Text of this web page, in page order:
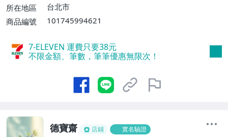
所在地區
台北市
商品編號
101745994621
7-ELEVEN 運費只要38元
不限金額、筆數，筆筆優惠無限次！
德寶齋 店鋪 實名驗證